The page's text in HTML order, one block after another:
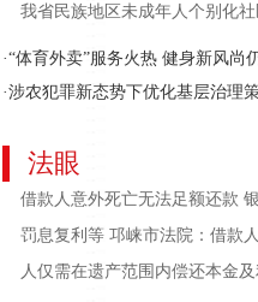
我省民族地区未成年人个别化
·“体育外卖”服务火热 健身新风尚
·涉农犯罪新态势下优化基层治理
法眼
借款人意外死亡无法足额还款
罚息复利等 邛崃市法院：借款
人仅需在遗产范围内偿还本金